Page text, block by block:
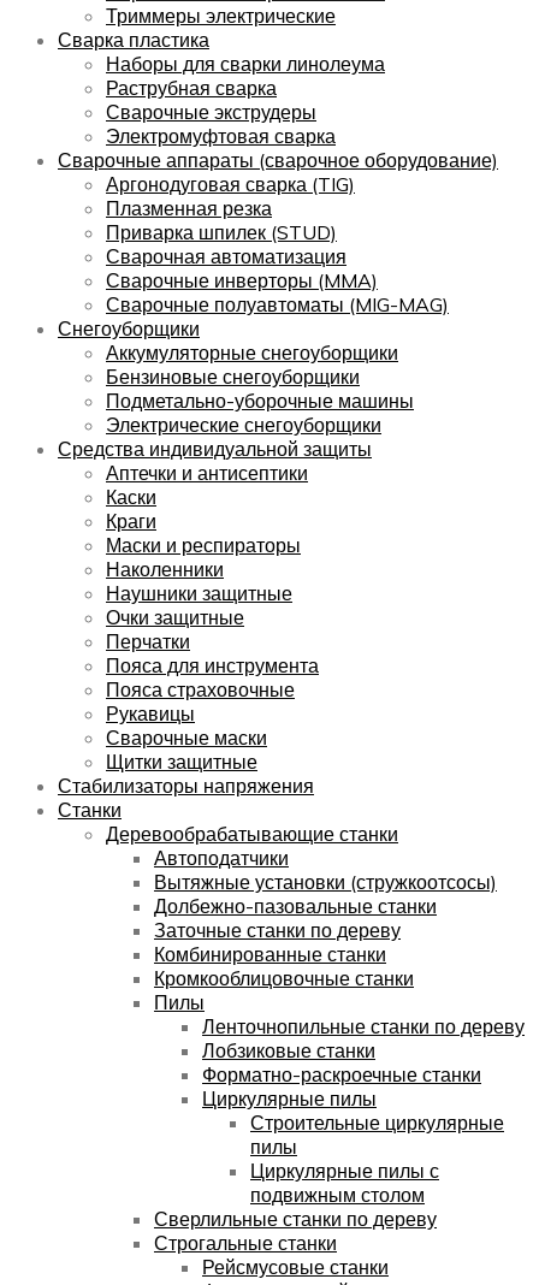
Триммеры электрические
Сварка пластика
Наборы для сварки линолеума
Раструбная сварка
Сварочные экструдеры
Электромуфтовая сварка
Сварочные аппараты (сварочное оборудование)
Аргонодуговая сварка (TIG)
Плазменная резка
Приварка шпилек (STUD)
Сварочная автоматизация
Сварочные инверторы (MMA)
Сварочные полуавтоматы (MIG-MAG)
Снегоуборщики
Аккумуляторные снегоуборщики
Бензиновые снегоуборщики
Подметально-уборочные машины
Электрические снегоуборщики
Средства индивидуальной защиты
Аптечки и антисептики
Каски
Краги
Маски и респираторы
Наколенники
Наушники защитные
Очки защитные
Перчатки
Пояса для инструмента
Пояса страховочные
Рукавицы
Сварочные маски
Щитки защитные
Стабилизаторы напряжения
Станки
Деревообрабатывающие станки
Автоподатчики
Вытяжные установки (стружкоотсосы)
Долбежно-пазовальные станки
Заточные станки по дереву
Комбинированные станки
Кромкооблицовочные станки
Пилы
Ленточнопильные станки по дереву
Лобзиковые станки
Форматно-раскроечные станки
Циркулярные пилы
Строительные циркулярные
пилы
Циркулярные пилы с
подвижным столом
Сверлильные станки по дереву
Строгальные станки
Рейсмусовые станки